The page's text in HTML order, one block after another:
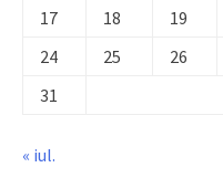
17
18 19
24
25 26
31
« iul.